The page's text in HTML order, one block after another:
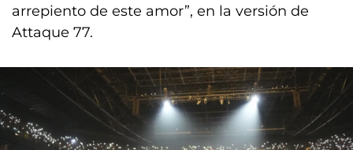
arrepiento de este amor”, en la versión de
Attaque 77.